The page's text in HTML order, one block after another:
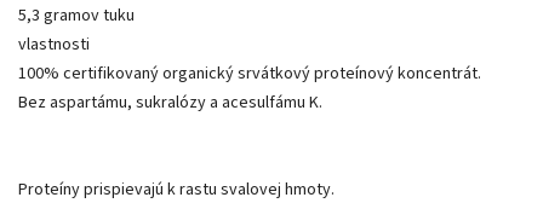
5,3 gramov tuku
vlastnosti
100% certifikovaný organický srvátkový proteínový koncentrát.
Bez aspartámu, sukralózy a acesulfámu K.
Proteíny prispievajú k rastu svalovej hmoty.